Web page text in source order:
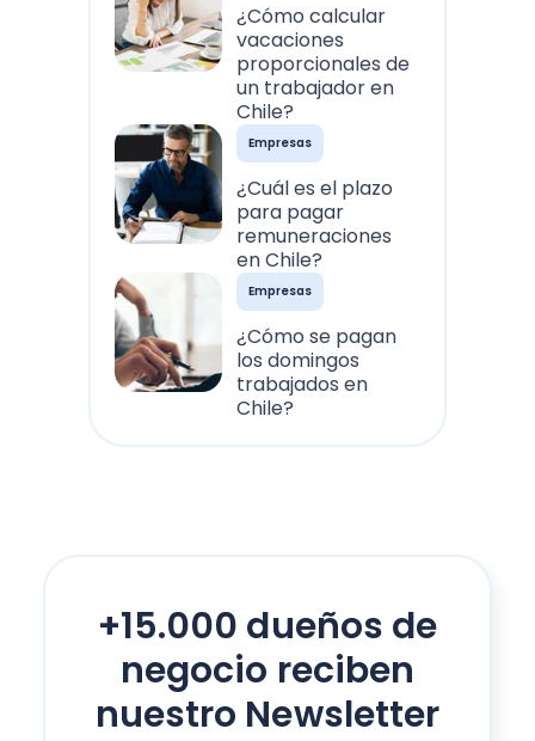
¿Cómo calcular
vacaciones
proporcionales de
un trabajador en
Chile?
Empresas
¿Cuál es el plazo
para pagar
remuneraciones
en Chile?
Empresas
¿Cómo se pagan
los domingos
trabajados en
Chile?
+15.000 dueños de
negocio reciben
nuestro Newsletter